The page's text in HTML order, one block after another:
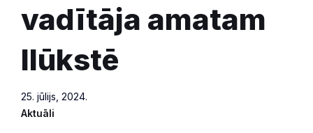
vadītāja amatam
Ilūkstē
25. jūlijs, 2024.
Aktuāli